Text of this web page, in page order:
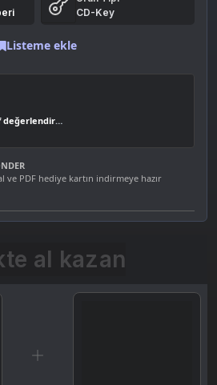
CD-Key
Listeme ekle
ve PDF hediye kartın indirmeye hazır
al kazan